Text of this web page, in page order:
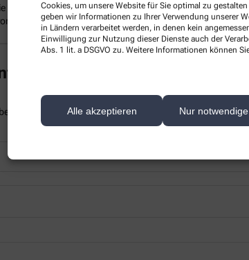
Cookies, um unsere Website für Sie optimal zu
geben wir Informationen zu Ihrer Verwendung unserer
in Ländern verarbeitet werden, in denen kein
Einwilligung zur Nutzung dieser Dienste auch der
Abs. 1 lit. a DSGVO zu. Weitere Informationen können
Alle akzeptieren Nur
einen Ausweis über die Befreiung der gesetzlichen
und beim nächsten Besuch bei uns in der